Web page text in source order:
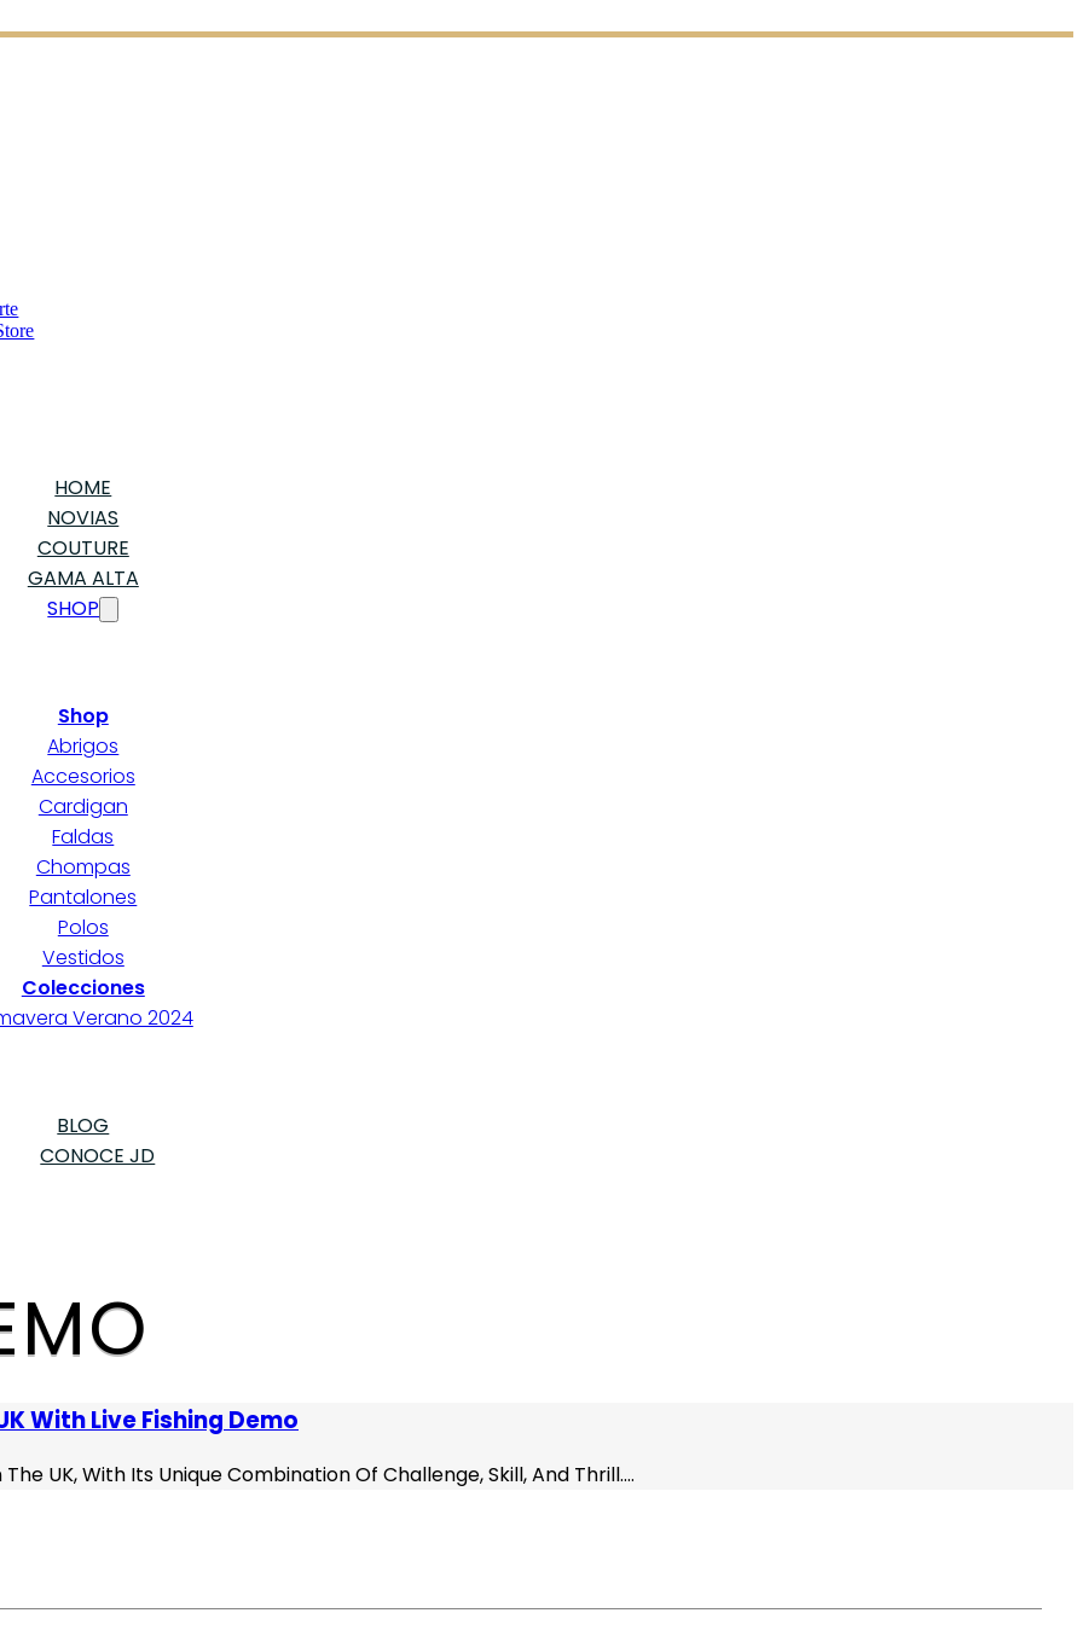
HOME
NOVIAS
COUTURE
GAMA ALTA
SHOP
Shop
Abrigos
Accesorios
Cardigan
Faldas
Chompas
Pantalones
Polos
Vestidos
Colecciones
Verano 2024
BLOG
CONOCE JD
With Live Fishing Demo
UK, With Its Unique Combination Of Challenge, Skill, And Thrill.…